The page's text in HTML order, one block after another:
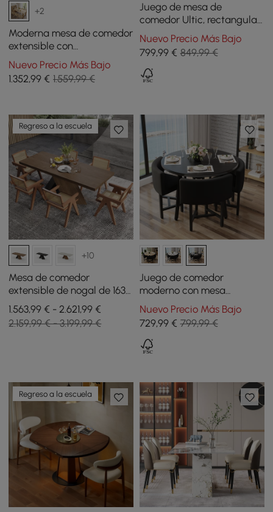
+2
Moderna mesa de comedor
extensible con
almacenamiento y 6 sillas
de comedor plegables
naturales de madera
Nuevo Precio Más Bajo
1.352,99 € 1.559,99 €
Juego de mesa de
comedor Ultic, rectangular,
moderno, de 1502 mm, de
madera de fresno,
plegable, de nogal, de 5
piezas
Nuevo Precio Más Bajo
799,99€ 849,99 €
Regreso a la escuela
+10
Mesa de comedor
extensible de nogal de 1630
mm a 2030 mm y 6 sillas de
comedor de ratán Japandi
de nogal
1.563,99 € - 2.621,99 €
2.159,99 € - 3.199,99 €
Juego de comedor
moderno con mesa
redonda de madera negra
y 4 sillas negras
Nuevo Precio Más Bajo
729,99€ 799,99 €
Regreso a la escuela